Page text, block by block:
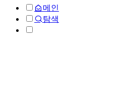
메인
탐색